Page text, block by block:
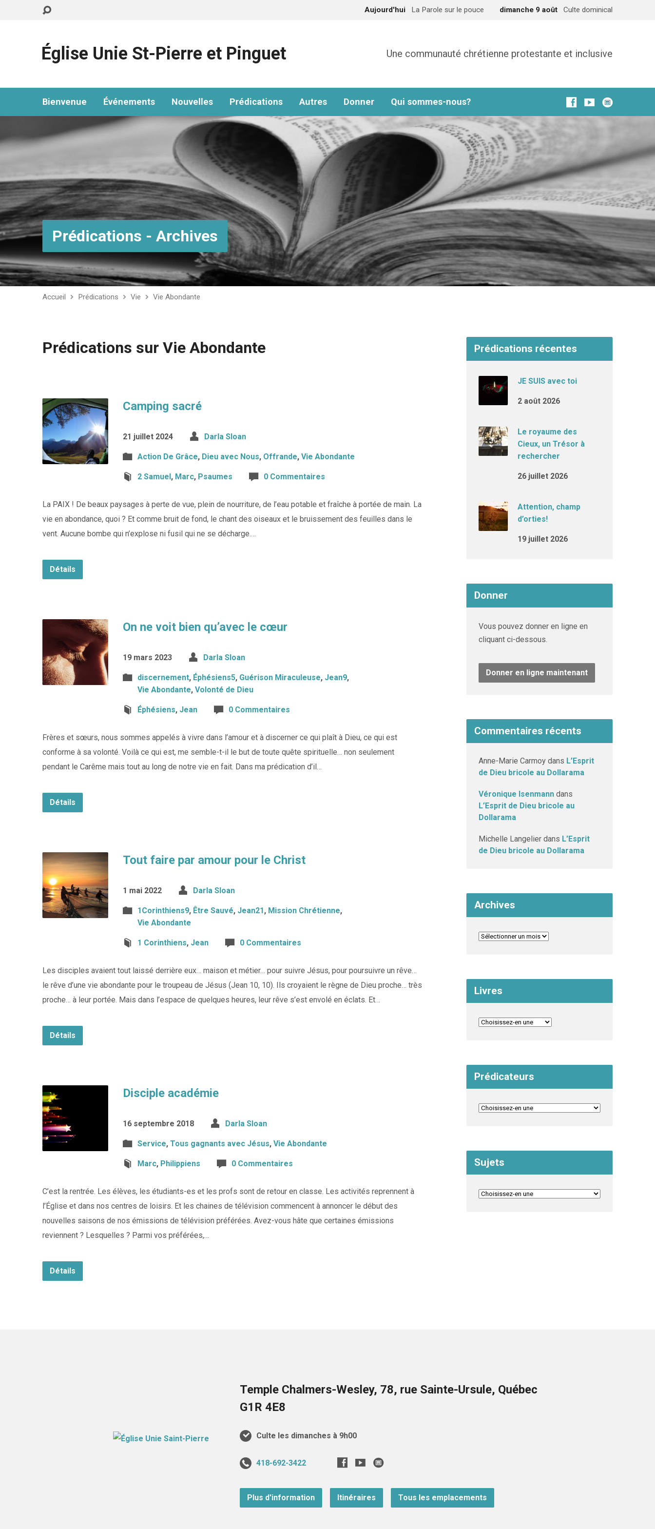
Aujourd'hui La Parole sur le pouce dimanche 9 août Culte dominical
Église Unie St-Pierre et Pinguet Une communauté chrétienne protestante et inclusive
Bienvenue Événements Nouvelles Prédications Autres Donner Qui sommes-nous?
Prédications - Archives
Accueil Prédications Vie Vie Abondante
Prédications sur Vie Abondante
Camping sacré
21 juillet 2024 Darla Sloan
Action De Grâce, Dieu avec Nous, Offrande, Vie Abondante
2 Samuel, Marc, Psaumes 0 Commentaires
La PAIX ! De beaux paysages à perte de vue, plein de nourriture, de l’eau potable et fraîche à portée de main. La
vie en abondance, quoi ? Et comme bruit de fond, le chant des oiseaux et le bruissement des feuilles dans le
vent. Aucune bombe qui n’explose ni fusil qui ne se décharge.…
Détails
On ne voit bien qu’avec le cœur
19 mars 2023 Darla Sloan
discernement, Éphésiens5, Guérison Miraculeuse, Jean9,
Vie Abondante, Volonté de Dieu
Éphésiens, Jean 0 Commentaires
Frères et sœurs, nous sommes appelés à vivre dans l’amour et à discerner ce qui plaît à Dieu, ce qui est
conforme à sa volonté. Voilà ce qui est, me semble-t-il le but de toute quête spirituelle… non seulement
pendant le Carême mais tout au long de notre vie en fait. Dans ma prédication d’il…
Détails
Tout faire par amour pour le Christ
1 mai 2022 Darla Sloan
1Corinthiens9, Être Sauvé, Jean21, Mission Chrétienne,
Vie Abondante
1 Corinthiens, Jean 0 Commentaires
Les disciples avaient tout laissé derrière eux… maison et métier… pour suivre Jésus, pour poursuivre un rêve…
le rêve d’une vie abondante pour le troupeau de Jésus (Jean 10, 10). Ils croyaient le règne de Dieu proche… très
proche… à leur portée. Mais dans l’espace de quelques heures, leur rêve s’est envolé en éclats. Et…
Détails
Disciple académie
16 septembre 2018 Darla Sloan
Service, Tous gagnants avec Jésus, Vie Abondante
Marc, Philippiens 0 Commentaires
C’est la rentrée. Les élèves, les étudiants-es et les profs sont de retour en classe. Les activités reprennent à
l’Église et dans nos centres de loisirs. Et les chaines de télévision commencent à annoncer le début des
nouvelles saisons de nos émissions de télévision préférées. Avez-vous hâte que certaines émissions
reviennent ? Lesquelles ? Parmi vos préférées,…
Détails
Prédications récentes
JE SUIS avec toi
2 août 2026
Le royaume des
Cieux, un Trésor à
rechercher
26 juillet 2026
Attention, champ
d’orties!
19 juillet 2026
Donner
Vous pouvez donner en ligne en
cliquant ci-dessous.
Donner en ligne maintenant
Commentaires récents
Anne-Marie Carmoy dans L’Esprit
de Dieu bricole au Dollarama
Véronique Isenmann dans
L’Esprit de Dieu bricole au
Dollarama
Michelle Langelier dans L’Esprit
de Dieu bricole au Dollarama
Archives
Livres
Prédicateurs
Sujets
Temple Chalmers-Wesley, 78, rue Sainte-Ursule, Québec
G1R 4E8
Culte les dimanches à 9h00
418-692-3422
Plus d'information Itinéraires Tous les emplacements